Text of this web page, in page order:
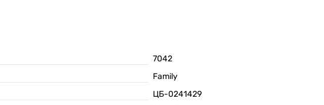
7042
Family
ЦБ-0241429